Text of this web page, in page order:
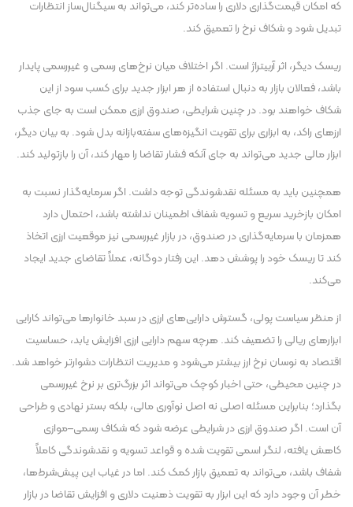
که امکان قیمت‌گذاری دلاری را ساده‌تر کند، می‌تواند به سیگنال‌ساز انتظارات
تبدیل شود و شکاف نرخ را تعمیق کند.
ریسک دیگر، اثر آربیتراژ است. اگر اختلاف میان نرخ‌های رسمی و غیررسمی پایدار
باشد، فعالان بازار به دنبال استفاده از هر ابزار جدید برای کسب سود از این
شکاف خواهند بود. در چنین شرایطی، صندوق ارزی ممکن است به جای جذب
ارز‌های راکد، به ابزاری برای تقویت انگیزه‌های سفته‌بازانه بدل شود. به بیان دیگر،
ابزار مالی جدید می‌تواند به جای آنکه فشار تقاضا را مهار کند، آن را بازتولید کند.
همچنین باید به مسئله نقدشوندگی توجه داشت. اگر سرمایه‌گذار نسبت به
امکان بازخرید سریع و تسویه شفاف اطمینان نداشته باشد، احتمال دارد
همزمان با سرمایه‌گذاری در صندوق، در بازار غیررسمی نیز موقعیت ارزی اتخاذ
کند تا ریسک خود را پوشش دهد. این رفتار دوگانه، عملاً تقاضای جدید ایجاد
می‌کند.
از منظر سیاست پولی، گسترش دارایی‌های ارزی در سبد خانوار‌ها می‌تواند کارایی
ابزار‌های ریالی را تضعیف کند. هرچه سهم دارایی ارزی افزایش یابد، حساسیت
اقتصاد به نوسان نرخ ارز بیشتر می‌شود و مدیریت انتظارات دشوارتر خواهد شد.
در چنین محیطی، حتی اخبار کوچک می‌تواند اثر بزرگ‌تری بر نرخ غیررسمی
بگذارد؛ بنابراین مسئله اصلی نه اصل نوآوری مالی، بلکه بستر نهادی و طراحی
آن است. اگر صندوق ارزی در شرایطی عرضه شود که شکاف رسمی–موازی
کاهش یافته، لنگر اسمی تقویت شده و قواعد تسویه و نقدشوندگی کاملاً
شفاف باشد، می‌تواند به تعمیق بازار کمک کند. اما در غیاب این پیش‌شرط‌ها،
خطر آن وجود دارد که این ابزار به تقویت ذهنیت دلاری و افزایش تقاضا در بازار